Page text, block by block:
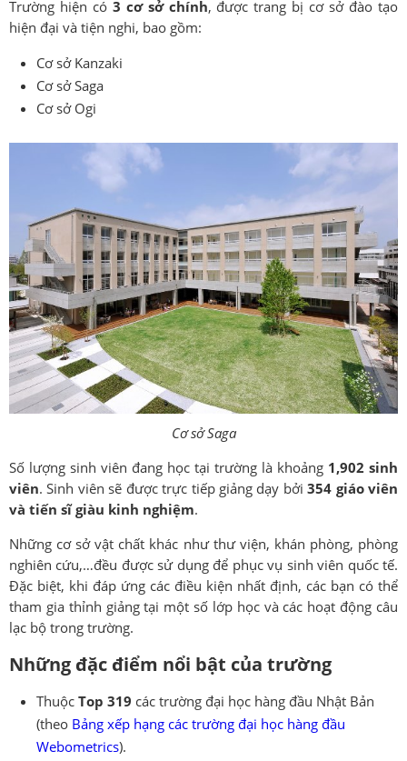
Trường hiện có 3 cơ sở chính, được trang bị cơ sở đào tạo
hiện đại và tiện nghi, bao gồm:
Cơ sở Kanzaki
Cơ sở Saga
Cơ sở Ogi
Cơ sở Saga
Số lượng sinh viên đang học tại trường là khoảng 1,902 sinh
viên. Sinh viên sẽ được trực tiếp giảng dạy bởi354 giáo viên
và tiến sĩ giàu kinh nghiệm.
Những cơ sở vật chất khác như thư viện, khán phòng, phòng
nghiên cứu,…đều được sử dụng để phục vụ sinh viên quốc tế.
Đặc biệt, khi đáp ứng các điều kiện nhất định, các bạn có thể
tham gia thỉnh giảng tại một số lớp học và các hoạt động câu
lạc bộ trong trường.
Những đặc điểm nổi bật của trường
Thuộc Top 319 các trường đại học hàng đầu Nhật Bản
(theo Bảng xếp hạng các trường đại học hàng đầu
Webometrics).